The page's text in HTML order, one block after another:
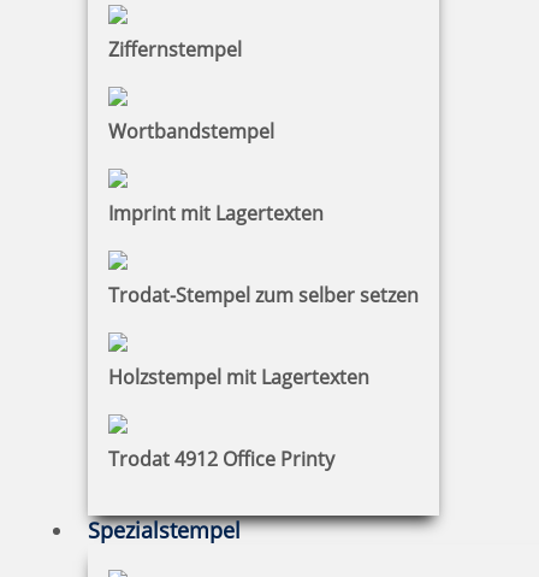
Ziffernstempel
Wortbandstempel
Imprint mit Lagertexten
Trodat-Stempel zum selber setzen
Holzstempel mit Lagertexten
Trodat 4912 Office Printy
Spezialstempel